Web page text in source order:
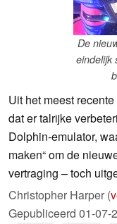
De
eindelijk
Uit het meest
dat er talrijke
Dolphin-emulator,
maken“ om de
vertraging – toch
Christopher Harper (
Gepubliceerd 01-07-